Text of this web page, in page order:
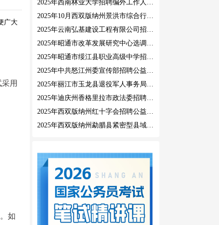
广大
用
如
2025年西南林业大学招聘编外工作人员公告（三）
2025年10月西双版纳州景洪市综合行政执法局招聘人员公告
2025年云南弘基建设工程有限公司招聘公告
2025年昭通市改革发展研究中心选调工作人员职业素质测评通告
2025年昭通市绥江县职业高级中学招聘编外紧缺临聘数学教师公告
2025年中共怒江州委宣传部招聘公益性岗位公告
2025年丽江市玉龙县退役军人事务局公益性岗位招聘公告
2025年迪庆州香格里拉市政法委招聘公益性岗位公告
2025年西双版纳州红十字会招聘公益性岗位人员公告
2025年西双版纳州勐腊县紧密型县域医共体招聘编外人员公告